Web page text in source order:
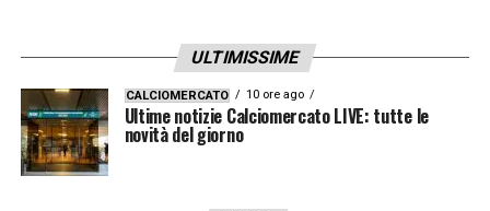
ULTIMISSIME
CALCIOMERCATO 10 ore ago
Ultime notizie Calciomercato LIVE: tutte le
novità del giorno